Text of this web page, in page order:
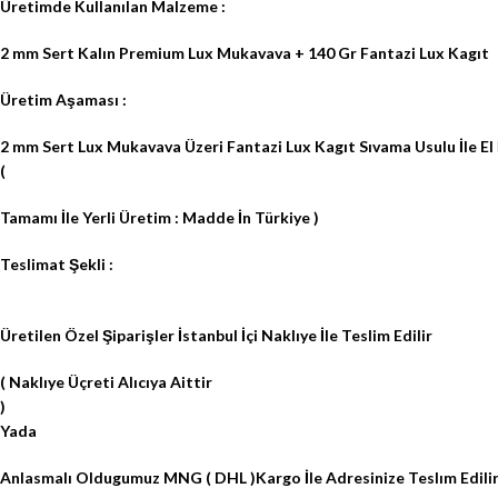
Üretimde Kullanılan Malzeme :
2 mm Sert Kalın Premium Lux Mukavava + 140 Gr Fantazi Lux Kagıt
Üretim Aşaması :
2 mm Sert Lux Mukavava Üzeri Fantazi Lux Kagıt Sıvama Usulu İle
(
Tamamı İle Yerli Üretim : Madde İn Türkiye )
Teslimat Şekli :
Üretilen Özel Şiparişler İstanbul İçi Naklıye İle Teslim Edilir
( Naklıye Üçreti Alıcıya Aittir
)
Yada
Anlasmalı Oldugumuz MNG ( DHL )Kargo İle Adresinize Teslım Edilir